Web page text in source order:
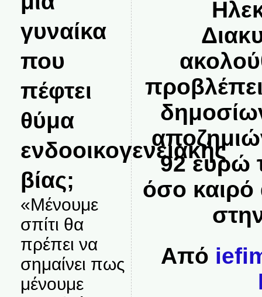
γυναίκα
που
πέφτει
θύμα
ενδοοικογενειακής
βίας;
«Μένουμε
σπίτι θα
πρέπει να
σημαίνει πως
μένουμε
92 ευρώ
όσο καιρό
Από